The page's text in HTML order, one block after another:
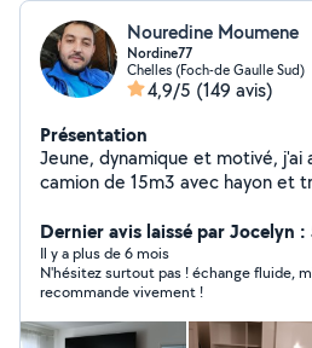
Nouredine Moumene
Nordine77
Chelles (Foch-de Gaulle Sud)
4,9/5 (149 avis)
Présentation
Jeune, dynamique et motivé, j'ai
camion de 15m3 avec hayon et
meubles. 76 9181985 tel
Dernier avis laissé par Jocelyn
Il y a plus de 6 mois
N'hésitez surtout pas ! échange fluide,
recommande vivement !